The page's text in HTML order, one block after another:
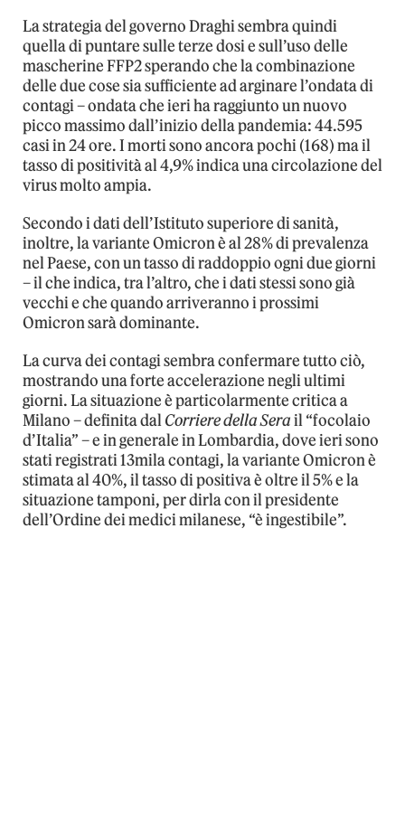
La strategia del governo Draghi sembra quindi
quella di puntare sulle terze dosi e sull’uso delle
mascherine FFP2 sperando che la combinazione
delle due cose sia sufficiente ad arginare l’ondata di
contagi – ondata che ieri ha raggiunto un nuovo
picco massimo dall’inizio della pandemia: 44.595
casi in 24 ore. I morti sono ancora pochi (168) ma il
tasso di positività al 4,9% indica una circolazione del
virus molto ampia.
Secondo i dati dell’Istituto superiore di sanità,
inoltre, la variante Omicron è al 28% di prevalenza
nel Paese, con un tasso di raddoppio ogni due giorni
– il che indica, tra l’altro, che i dati stessi sono già
vecchi e che quando arriveranno i prossimi
Omicron sarà dominante.
La curva dei contagi sembra confermare tutto ciò,
mostrando una forte accelerazione negli ultimi
giorni. La situazione è particolarmente critica a
Milano – definita dalCorriere della Serail “focolaio
d’Italia” – e in generale in Lombardia, dove ieri sono
stati registrati 13mila contagi, la variante Omicron è
stimata al 40%, il tasso di positiva è oltre il 5% e la
situazione tamponi, per dirla con il presidente
dell’Ordine dei medici milanese, “è ingestibile”.